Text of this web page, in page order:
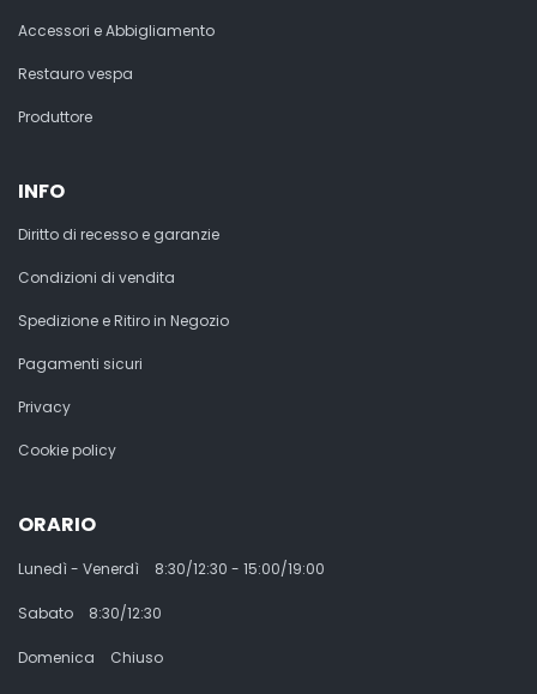
Accessori e Abbigliamento
Restauro vespa
Produttore
INFO
Diritto di recesso e garanzie
Condizioni di vendita
Spedizione e Ritiro in Negozio
Pagamenti sicuri
Privacy
Cookie policy
ORARIO
Lunedì - Venerdì 8:30/12:30 - 15:00/19:00
Sabato 8:30/12:30
Domenica Chiuso